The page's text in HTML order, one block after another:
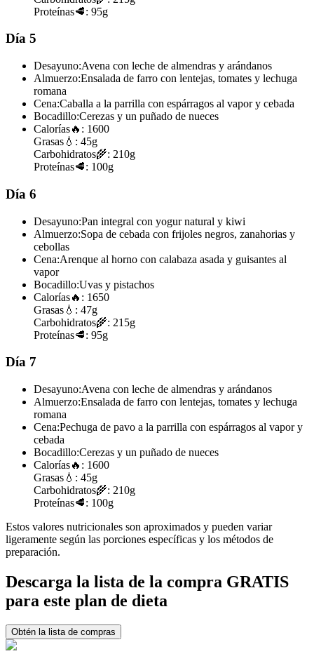
Proteínas🥩: 95g
Día 5
Desayuno:Avena con leche de almendras y arándanos
Almuerzo:Ensalada de farro con lentejas, tomates y lechuga
romana
Cena:Caballa a la parrilla con espárragos al vapor y cebada
Bocadillo:Cerezas y un puñado de nueces
Calorías🔥: 1600
Grasas 💧: 45g
Carbohidratos🌾: 210g
Proteínas🥩: 100g
Día 6
Desayuno:Pan integral con yogur natural y kiwi
Almuerzo:Sopa de cebada con frijoles negros, zanahorias y
cebollas
Cena:Arenque al horno con calabaza asada y guisantes al
vapor
Bocadillo:Uvas y pistachos
Calorías🔥: 1650
Grasas 💧: 47g
Carbohidratos🌾: 215g
Proteínas🥩: 95g
Día 7
Desayuno:Avena con leche de almendras y arándanos
Almuerzo:Ensalada de farro con lentejas, tomates y lechuga
romana
Cena:Pechuga de pavo a la parrilla con espárragos al vapor y
cebada
Bocadillo:Cerezas y un puñado de nueces
Calorías🔥: 1600
Grasas 💧: 45g
Carbohidratos🌾: 210g
Proteínas🥩: 100g
Estos valores nutricionales son aproximados y pueden variar
ligeramente según las porciones específicas y los métodos de
preparación.
Descarga la lista de la compra GRATIS
para este plan de dieta
Obtén la lista de compras